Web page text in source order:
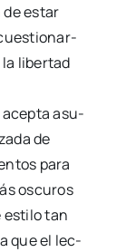
de estar
la liber­tad
acep­ta asu­
de
para
oscu­ros
esti­lo tan
que el lec­